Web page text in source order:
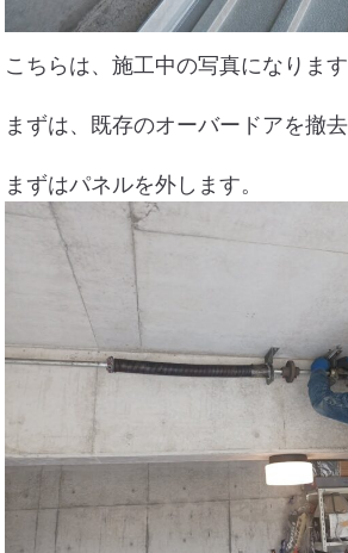
こちらは、施工中の写真になります
まずは、既存のオーバードアを撤
まずはパネルを外します。